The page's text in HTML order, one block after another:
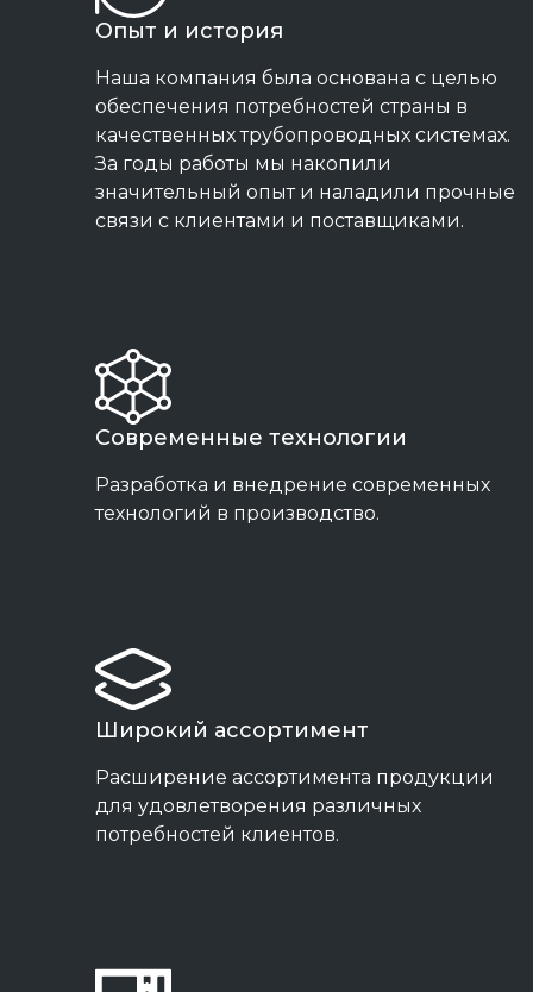
Опыт и история
Наша компания была основана с целью
обеспечения потребностей страны в
качественных трубопроводных системах.
За годы работы мы накопили
значительный опыт и наладили прочные
связи с клиентами и поставщиками.
Современные технологии
Разработка и внедрение современных
технологий в производство.
Широкий ассортимент
Расширение ассортимента продукции
для удовлетворения различных
потребностей клиентов.